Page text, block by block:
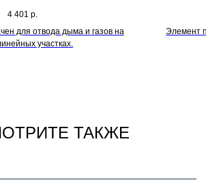
4 401 р.
для отвода дыма и газов на
участках.
Элемент
ТАКЖЕ